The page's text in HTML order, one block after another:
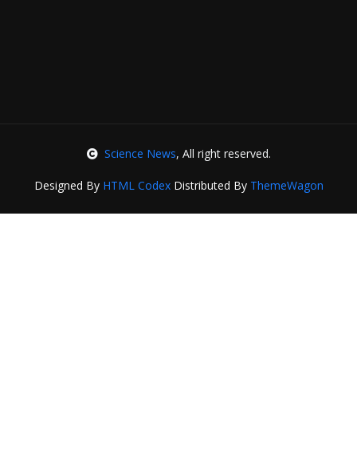
Science News, All right reserved.
Designed By HTML CodexDistributed By ThemeWagon